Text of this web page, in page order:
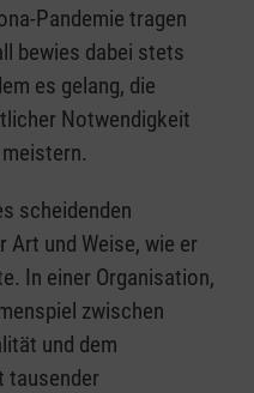
Pandemie tragen
bewies dabei stets
es gelang, die
Notwendigkeit
scheidenden
und Weise, wie er
In einer Organisation,
zwischen
und dem
tausender